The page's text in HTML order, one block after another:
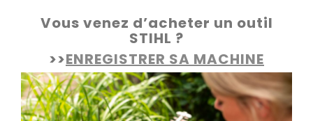
Vous venez d’acheter un outil
STIHL ?
>>ENREGISTRER SA MACHINE